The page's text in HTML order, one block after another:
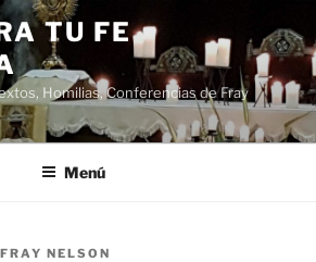
TU FE
Homilias, Conferencias de Fray
Menú
FRAY NELSON